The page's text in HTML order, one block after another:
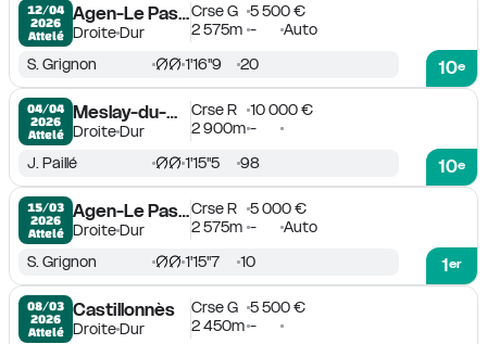
12/04
2026
Attelé
Agen-Le Passage
DroiteDur
Crse G
5 500 €
2 575m - Auto
10e
S. Grignon 1'16''9 20
04/04
2026
Attelé
Meslay-du-Maine
DroiteDur
Crse R
10 000 €
2 900m -
10e
J. Paillé 1'15''5 98
15/03
2026
Attelé
Agen-Le Passage
DroiteDur
Crse R
5 000 €
2 575m - Auto
1er
S. Grignon 1'15''7 10
08/03
2026
Attelé
Castillonnès
DroiteDur
Crse G
5 500 €
2 450m -